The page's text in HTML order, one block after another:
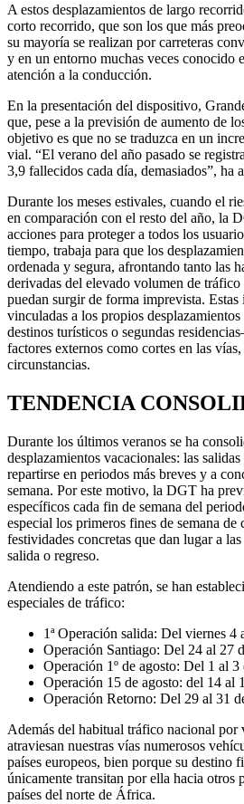
A estos desplazamientos de largo
corto recorrido, que son los que más
su mayoría se realizan por carreteras
y en un entorno muchas veces conocido
atención a la conducción.
En la presentación del dispositivo,
que, pese a la previsión de aumento de
objetivo es que no se traduzca en un
vial. “El verano del año pasado se
3,9 fallecidos cada día, demasiados”, ha
Durante los meses estivales, cuando el
en comparación con el resto del año, la
acciones para proteger a todos los
tiempo, trabaja para que los
ordenada y segura, afrontando tanto las
derivadas del elevado volumen de
puedan surgir de forma imprevista. Estas
vinculadas a los propios
destinos turísticos o segundas
factores externos como cortes en las
circunstancias.
TENDENCIA
Durante los últimos veranos se ha
desplazamientos vacacionales: las
repartirse en periodos más breves y a
semana. Por este motivo, la DGT ha
específicos cada fin de semana del
especial los primeros fines de semana de
festividades concretas que dan lugar a
salida o regreso.
Atendiendo a este patrón, se han
especiales de tráfico:
1ª Operación salida: Del viernes 4
Operación Santiago: Del 24 al 27
Operación 1º de agosto: Del 1 al 3
Operación 15 de agosto: del 14 al
Operación Retorno: Del 29 al 31
Además del habitual tráfico nacional por
atraviesan nuestras vías numerosos
países europeos, bien porque su destino
únicamente transitan por ella hacia otros
países del norte de África.